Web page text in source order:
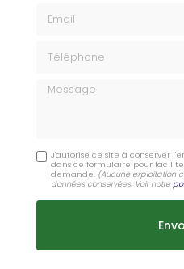
Message
J'autorise ce site à conserver
dans ce formulaire pour
demande. (Aucune exploitation
données conservées. Voir notre